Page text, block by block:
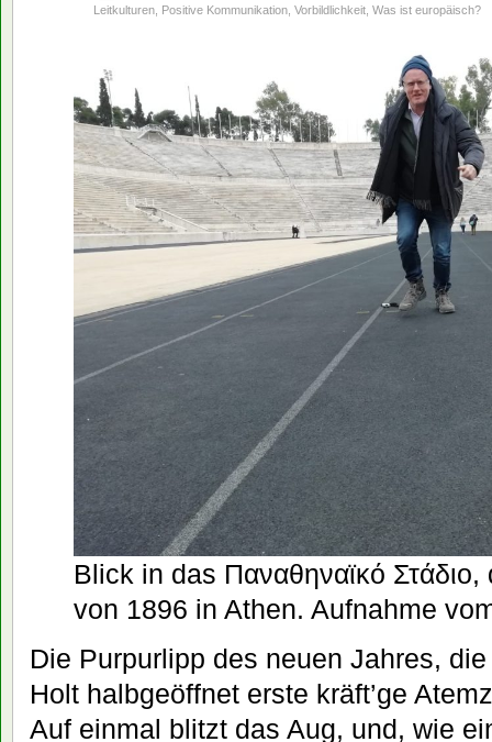
Leitkulturen Positive Kommunikation Vorbildlichkeit Was ist europäisch?
Blick in das Παναθηναϊκό
von 1896 in Athen. Aufnahme
Die Purpurlipp des neuen Jahres,
Holt halbgeöffnet erste kräft’ge
Auf einmal blitzt das Aug, und, wie